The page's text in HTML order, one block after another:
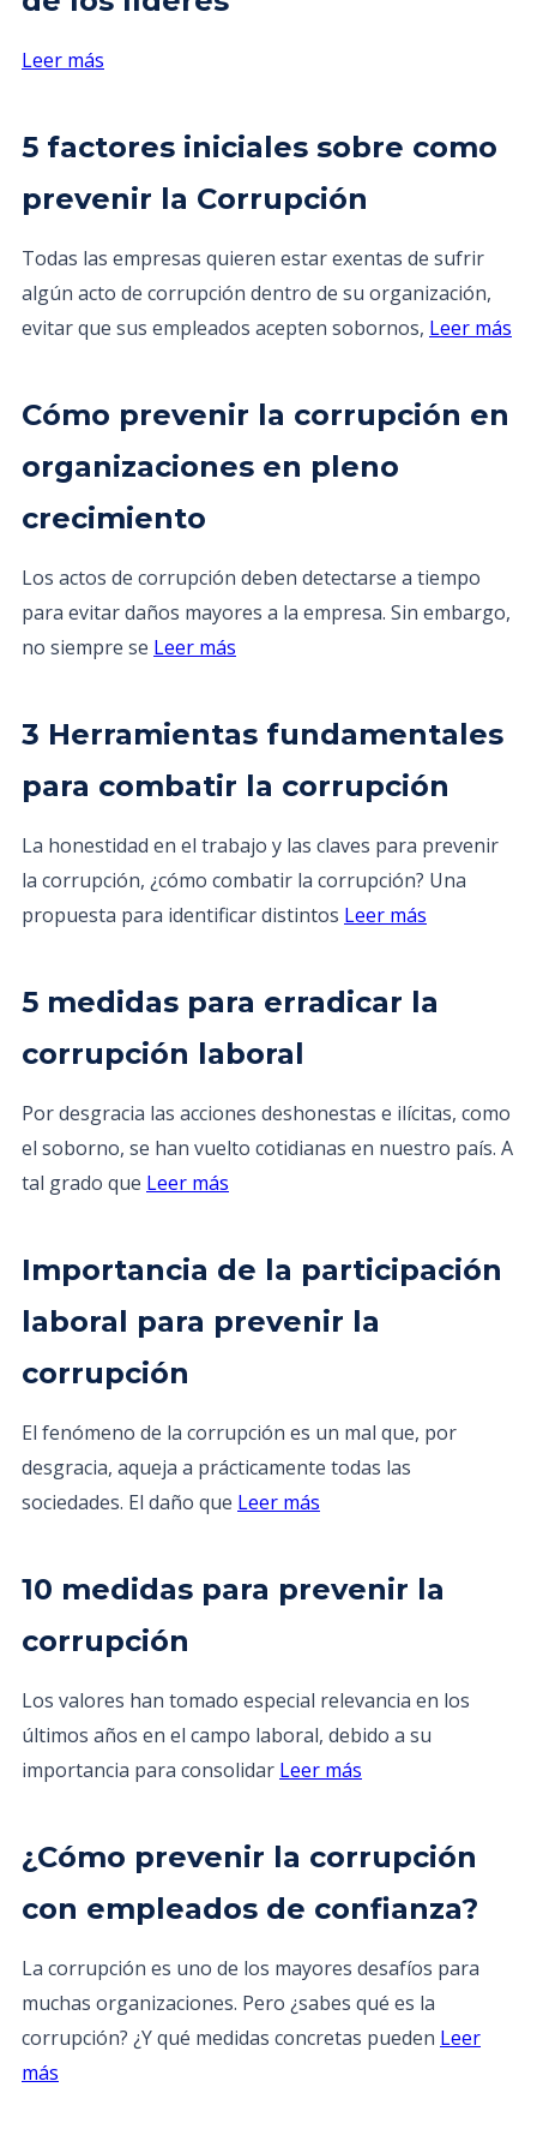
Leer más
5 factores iniciales sobre como
prevenir la Corrupción
Todas las empresas quieren estar exentas de sufrir
algún acto de corrupción dentro de su organización,
evitar que sus empleados acepten sobornos, Leer más
Cómo prevenir la corrupción en
organizaciones en pleno
crecimiento
Los actos de corrupción deben detectarse a tiempo
para evitar daños mayores a la empresa. Sin embargo,
no siempre se Leer más
3 Herramientas fundamentales
para combatir la corrupción
La honestidad en el trabajo y las claves para prevenir
la corrupción, ¿cómo combatir la corrupción? Una
propuesta para identificar distintos Leer más
5 medidas para erradicar la
corrupción laboral
Por desgracia las acciones deshonestas e ilícitas, como
el soborno, se han vuelto cotidianas en nuestro país. A
tal grado que Leer más
Importancia de la participación
laboral para prevenir la
corrupción
El fenómeno de la corrupción es un mal que, por
desgracia, aqueja a prácticamente todas las
sociedades. El daño que Leer más
10 medidas para prevenir la
corrupción
Los valores han tomado especial relevancia en los
últimos años en el campo laboral, debido a su
importancia para consolidar Leer más
¿Cómo prevenir la corrupción
con empleados de confianza?
La corrupción es uno de los mayores desafíos para
muchas organizaciones. Pero ¿sabes qué es la
corrupción? ¿Y qué medidas concretas pueden Leer
más